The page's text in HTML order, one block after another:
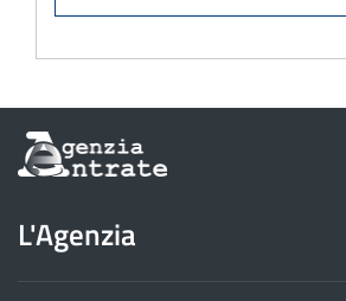
Informazioni
sul
dell'Agenzia
delle
Entrate
L'Agenzia